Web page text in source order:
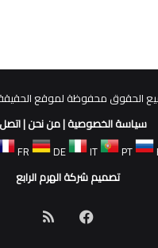
الحقوق محفوظة لموقع الحقيقة©
سياسة الخصوصية|من نحن|اتصل
FR DE IT PT
تصميم شركة الهرم الرابع
فيسبوكملخص